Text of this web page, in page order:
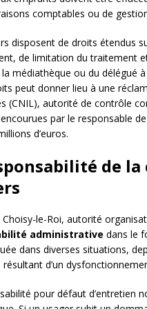
comptables ou de
disposent de droits étendus
de limitation du traitement
médiathèque ou du délégué
peut donner lieu à une
(CNIL), autorité de contrôle
par le responsable
d’euros.
de
Choisy-le-Roi, autorité
administrative dans le
dans diverses situations,
d’un
pour défaut d’entretien